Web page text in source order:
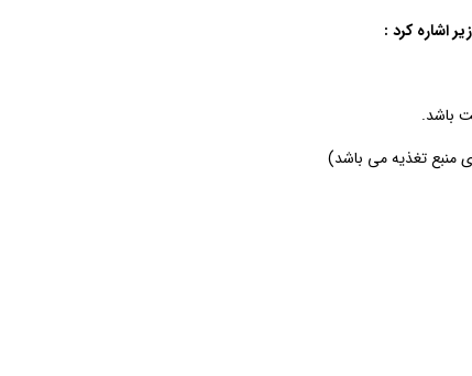
اشاره کرد :
منبع تغذیه می باشد)